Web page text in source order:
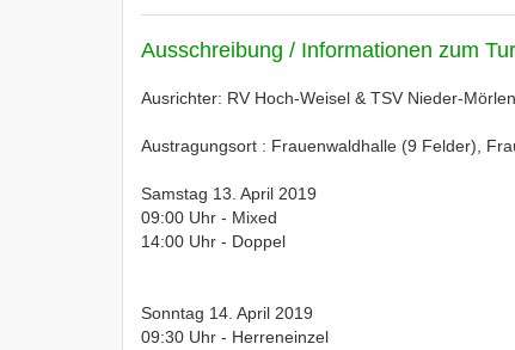
Ausschreibung / Informationen zum
Ausrichter: RV Hoch-Weisel & TSV Nieder-Mörlen
Austragungsort : Frauenwaldhalle (9 Felder),
Samstag 13. April 2019
09:00 Uhr - Mixed
14:00 Uhr - Doppel
Sonntag 14. April 2019
09:30 Uhr - Herreneinzel